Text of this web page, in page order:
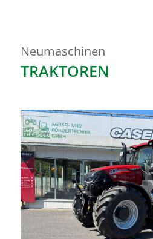
Neumaschinen
TRAKTOREN